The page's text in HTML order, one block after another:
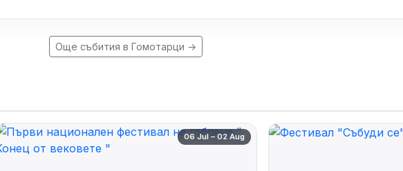
Още събития в Гомотарци →
06 Jul – 02 Aug